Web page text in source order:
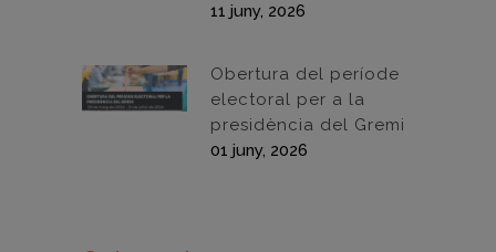
11 juny, 2026
Obertura del període
electoral per a la
presidència del Gremi
01 juny, 2026